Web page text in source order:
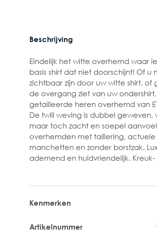
Beschrijving
Eindelijk het witte overhemd waar
basis shirt dat niet doorschijnt! Of
zichtbaar zijn door uw witte shirt,
de overgang ziet van uw
getailleerde heren overhemd van
De twill weving is dubbel
maar toch zacht en soepel
overhemden met taillering, actuele
manchetten en zonder borstzak.
ademend en huidvriendelijk.
Kenmerken
Artikelnummer